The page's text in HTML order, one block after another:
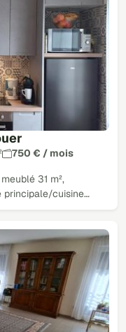
750 € / mois
31 m²,
principale/cuisine…